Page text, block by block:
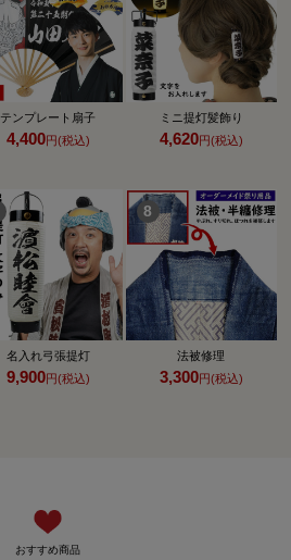
テンプレート扇子
4,400円(税込)
ミニ提灯髪飾り
4,620円(税込)
名入れ弓張提灯
9,900円(税込)
法被修理
3,300円(税込)